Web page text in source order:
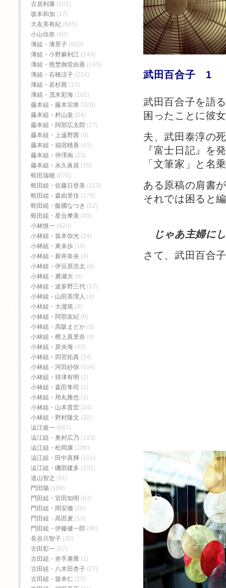
武田百合子 1
武田百合子を語
困ったことに彼
夫、武田泰淳の
『富士日記』を
「文筆家」と名
ある原稿の肩書
それでは困ると
じゃあ主婦に
さて、武田百合
古居利康 (102)
坂本和加 (17)
大友美有紀 (685)
小山佳奈 (40)
薄組・薄景子 (850)
薄組・小野麻利江 (149)
薄組・熊埜御堂由香 (165)
薄組・石橋涼子 (214)
薄組・若杉茜 (13)
薄組・茂木彩海 (165)
藤本組・藤本宗将 (320)
藤本組・村山覚 (84)
藤本組・阿部広太郎 (27)
藤本組・上遠野茜 (9)
藤本組・福宿桃香‬ (43)
藤本組・仲澤南 (23)
藤本組・永久眞規 (26)
蛭田瑞穂 (676)
蛭田組・佐藤日登美 (113)
蛭田組・森由里佳 (176)
蛭田組・飯國なつき (52)
蛭田組・星合摩美 (49)
小林慎一 (420)
小林組・坂本弥光 (24)
小林組・東未歩 (18)
小林組・新井奈央 (4)
小林組・伊豆原浩太 (8)
小林組・廣瀬大 (8)
小林組・波多野三代 (12)
小林組・山田英理人 (4)
小林組・大瀧篤 (4)
小林組・阿部友紀 (8)
小林組・高阪まどか (8)
小林組・檀上真里奈 (4)
小林組・原央海 (42)
小林組・四宮拓真 (34)
小林組・河田紗弥 (104)
小林組・得津有明 (2)
小林組・森田隼司 (2)
小林組・用丸雅也 (1)
小林組・山本貴宏 (34)
小林組・野村隆文 (32)
澁江俊一 (667)
澁江組・奥村広乃 (113)
澁江組・松岡康 (106)
澁江組・田中真輝 (101)
澁江組・磯部建多 (102)
道山智之 (61)
門田陽 (189)
門田組・宮田知明 (63)
門田組・岡安徹 (26)
門田組・高田麦 (12)
門田組・伊藤健一郎 (86)
長谷川智子 (30)
古田彰一 (57)
古田組・井手康喬 (1)
古田組・八木田杏子 (27)
古田組・坂本仁 (10)